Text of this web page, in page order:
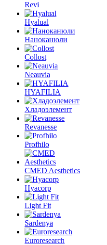
Revi
Hyalual
Наноканюли
Collost
Neauvia
HYAFILIA
Хладоэлемент
Revanesse
Profhilo
CMED Aesthetics
Hyacorp
Light Fit
Sardenya
Euroresearch